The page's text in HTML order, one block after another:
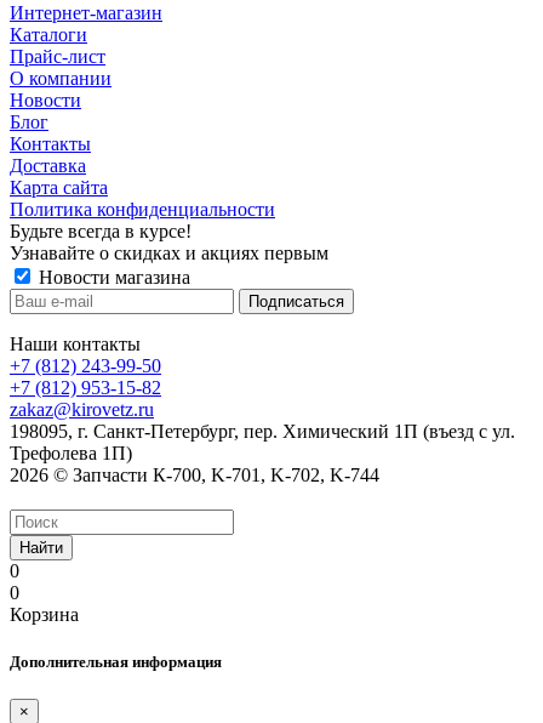
Интернет-магазин
Каталоги
Прайс-лист
О компании
Новости
Блог
Контакты
Доставка
Карта сайта
Политика конфиденциальности
Будьте всегда в курсе!
Узнавайте о скидках и акциях первым
Новости магазина
Наши контакты
+7 (812) 243-99-50
+7 (812) 953-15-82
zakaz@kirovetz.ru
198095, г. Санкт-Петербург, пер. Химический 1П (въезд с ул.
Трефолева 1П)
2026 © Запчасти К-700, K-701, K-702, K-744
Найти
0
0
Корзина
Дополнительная информация
×